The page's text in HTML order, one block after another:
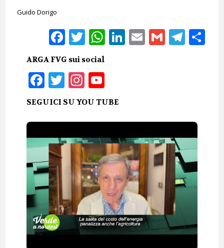
Guido Dorigo
Facebook
Twitter
WhatsApp
LinkedIn
EmailGmail
ARGA FVG sui social
Facebook
Twitter
Instagram
YouTube
SEGUICI SU YOU TUBE